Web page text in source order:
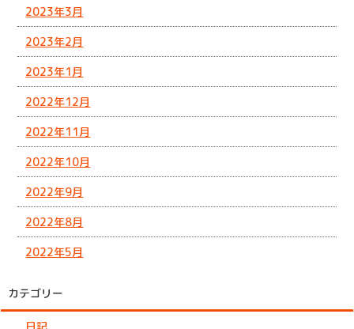
2023年3月
2023年2月
2023年1月
2022年12月
2022年11月
2022年10月
2022年9月
2022年8月
2022年5月
カテゴリー